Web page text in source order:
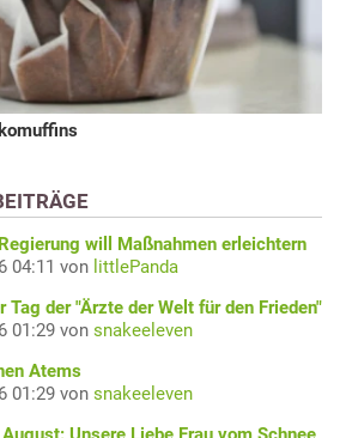
will Maßnahmen erleichtern
04:11 von littlePanda
Tag der "Ärzte der Welt für den Frieden"
01:29 von snakeeleven
Atems
01:29 von snakeeleven